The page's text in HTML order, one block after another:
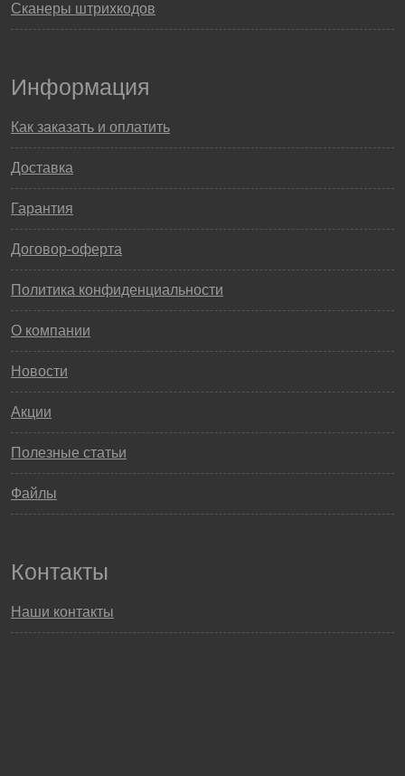
Сканеры штрихкодов
Информация
Как заказать и оплатить
Доставка
Гарантия
Договор-оферта
Политика конфиденциальности
О компании
Новости
Акции
Полезные статьи
Файлы
Контакты
Наши контакты